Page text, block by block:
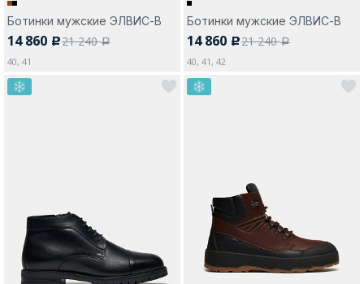
Ботинки мужские ЭЛВИС-В
14 860 c21 240a
40, 41
Ботинки мужские ЭЛВИС-В
14 860 c21 240a
40, 41, 42